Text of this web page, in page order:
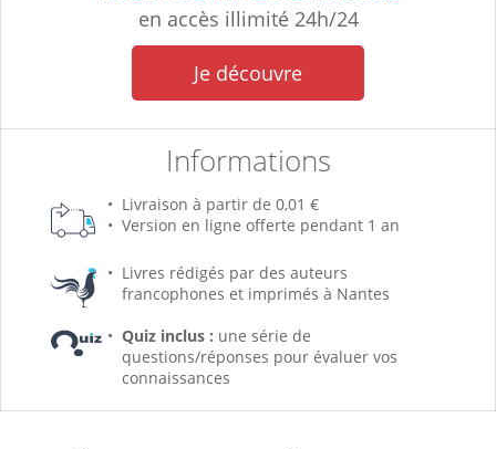
en accès illimité 24h/24
Je découvre
Informations
Livraison à partir de 0,01 €
Version en ligne offerte pendant 1 an
Livres rédigés par des auteurs
francophones et imprimés à Nantes
Quiz inclus : une série de
questions/réponses pour évaluer vos
connaissances